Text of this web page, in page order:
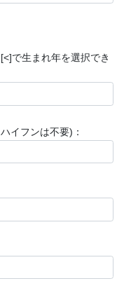
で生まれ年を選択でき
イフンは不要)：